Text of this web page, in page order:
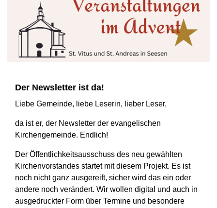
Der Newsletter ist da!
Liebe Gemeinde, liebe Leserin, lieber Leser,
da ist er, der Newsletter der evangelischen
Kirchengemeinde. Endlich!
Der Öffentlichkeitsausschuss des neu gewählten
Kirchenvorstandes startet mit diesem Projekt. Es ist
noch nicht ganz ausgereift, sicher wird das ein oder
andere noch verändert. Wir wollen digital und auch in
ausgedruckter Form über Termine und besondere